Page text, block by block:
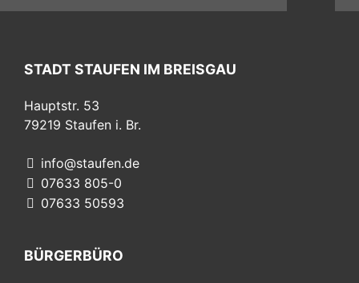
STADT STAUFEN IM BREISGAU
Hauptstr. 53
79219 Staufen i. Br.
info@staufen.de
07633 805-0
07633 50593
BÜRGERBÜRO